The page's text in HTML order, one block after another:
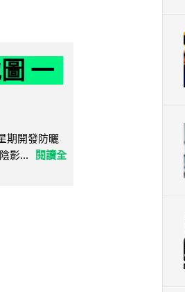
一
期開發防曬
影...
閱讀全